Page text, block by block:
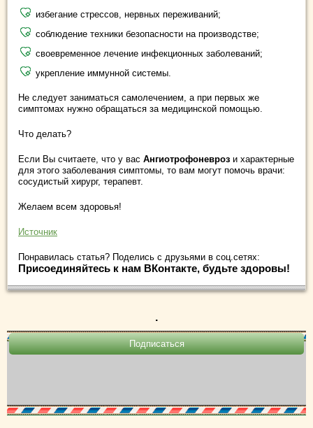
избегание стрессов, нервных переживаний;
соблюдение техники безопасности на производстве;
своевременное лечение инфекционных заболеваний;
укрепление иммунной системы.
Не следует заниматься самолечением, а при первых же
симптомах нужно обращаться за медицинской помощью.
Что делать?
Если Вы считаете, что у вас Ангиотрофоневроз и характерные
для этого заболевания симптомы, то вам могут помочь врачи:
сосудистый хирург, терапевт.
Желаем всем здоровья!
Источник
Понравилась статья? Поделись с друзьями в соц.сетях:
Присоединяйтесь к нам ВКонтакте, будьте здоровы!
.